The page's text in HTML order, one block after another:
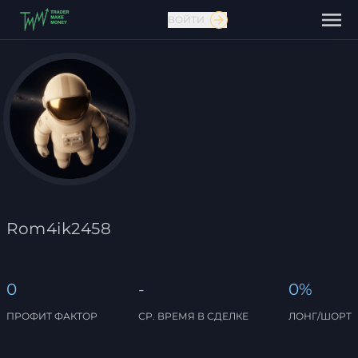
Связаться с нами
ВОЙТИ
Rom4ik2458
0
ПРОФИТ ФАКТОР
-
СР. ВРЕМЯ В СДЕЛКЕ
0%
ЛОНГ/ШОРТ